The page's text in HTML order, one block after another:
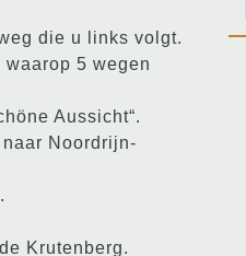
die u links volgt.
5 wegen
Aussicht“.
Noordrijn-
Krutenberg.